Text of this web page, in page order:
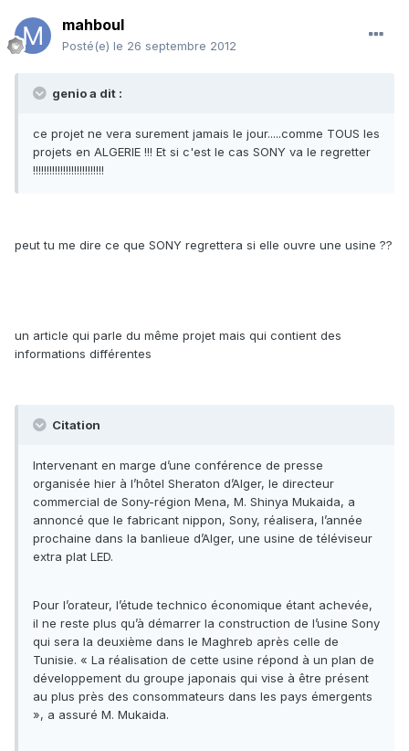
mahboul
Posté(e) le 26 septembre 2012
genio a dit :
ce projet ne vera surement jamais le jour.....comme TOUS les
projets en ALGERIE !!! Et si c'est le cas SONY va le regretter
!!!!!!!!!!!!!!!!!!!!!!!!!!
peut tu me dire ce que SONY regrettera si elle ouvre une usine ??
un article qui parle du même projet mais qui contient des
informations différentes
Citation
Intervenant en marge d’une conférence de presse
organisée hier à l’hôtel Sheraton d’Alger, le directeur
commercial de Sony-région Mena, M. Shinya Mukaida, a
annoncé que le fabricant nippon, Sony, réalisera, l’année
prochaine dans la banlieue d’Alger, une usine de téléviseur
extra plat LED.
Pour l’orateur, l’étude technico économique étant achevée,
il ne reste plus qu’à démarrer la construction de l’usine Sony
qui sera la deuxième dans le Maghreb après celle de
Tunisie. « La réalisation de cette usine répond à un plan de
développement du groupe japonais qui vise à être présent
au plus près des consommateurs dans les pays émergents
», a assuré M. Mukaida.